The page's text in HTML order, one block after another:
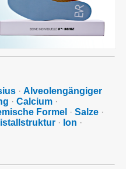
· Alveolengängiger
· Calcium ·
Formel · Salze ·
· Ion ·